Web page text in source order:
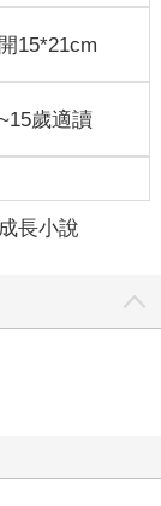
了。「我們要蓋
灣。」
想到這個，就笑
以開始寫我的食
本食譜。不過她
這個想法了。六
大的空間和一
著行李箱，想要
高級了。但你聽
上的內容，
許她還能忍受一
15*21cm
歲適讀
成長小說